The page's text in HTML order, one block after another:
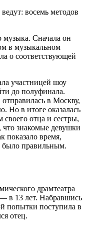
восемь методов
Сначала он
в музыкальном
о соответствующей
участницей шоу
до полуфинала.
в Москву,
Но в итоге оказалась
отца и сестры,
знакомые девушки
показало время,
было правильным.
драмтеатра
в 13 лет. Набравшись
попытки поступила в
отец.